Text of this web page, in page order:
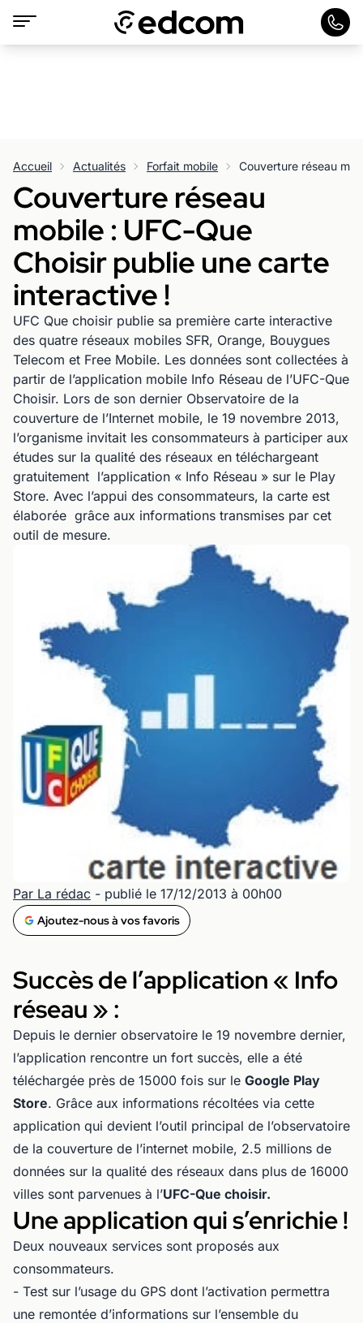
Accueil Actualités Forfait mobile
Couverture réseau
mobile : UFC-Que
Choisir publie une carte
interactive !
UFC Que choisir publie sa première carte interactive
des quatre réseaux mobiles SFR, Orange, Bouygues
Telecom et Free Mobile. Les données sont collectées à
partir de l’application mobile Info Réseau de l’UFC-Que
Choisir. Lors de son dernier Observatoire de la
couverture de l’Internet mobile, le 19 novembre 2013,
l’organisme invitait les consommateurs à participer aux
études sur la qualité des réseaux en téléchargeant
gratuitement l’application « Info Réseau » sur le Play
Store. Avec l’appui des consommateurs, la carte est
élaborée grâce aux informations transmises par cet
outil de mesure.
Par La rédac - publié le 17/12/2013 à 00h00
Ajoutez-nous à vos favoris
Succès de l’application « Info
réseau » :
Depuis le dernier observatoire le 19 novembre dernier,
l’application rencontre un fort succès, elle a été
téléchargée près de 15000 fois sur le Google Play
Store. Grâce aux informations récoltées via cette
application qui devient l’outil principal de l’observatoire
de la couverture de l’internet mobile, 2.5 millions de
données sur la qualité des réseaux dans plus de 16000
villes sont parvenues à l’UFC-Que choisir.
Une application qui s’enrichie !
Deux nouveaux services sont proposés aux
consommateurs.
- Test sur l’usage du GPS dont l’activation permettra
une remontée d’informations sur l’ensemble du